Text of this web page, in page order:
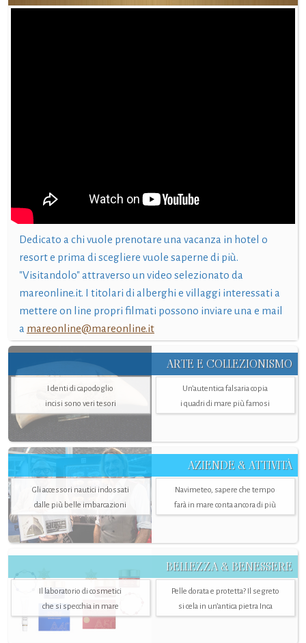
Dedicato a chi vuole prenotare una vacanza in hotel o
resort e prima di scegliere vuole saperne di più.
"Visitandolo" attraverso un video selezionato da
mareonline.it. I titolari di alberghi e villaggi interessati a
mettere on line propri filmati possono inviare una e mail
a mareonline@mareonline.it
ARTE E COLLEZIONISMO
I denti di capodoglio
incisi sono veri tesori
Un’autentica falsaria copia
i quadri di mare più famosi
AZIENDE & ATTIVITÀ
Gli accessori nautici indossati
dalle più belle imbarcazioni
Navimeteo, sapere che tempo
farà in mare conta ancora di più
BELLEZZA & BENESSERE
Il laboratorio di cosmetici
che si specchia in mare
Pelle dorata e protetta? Il segreto
si cela in un’antica pietra Inca